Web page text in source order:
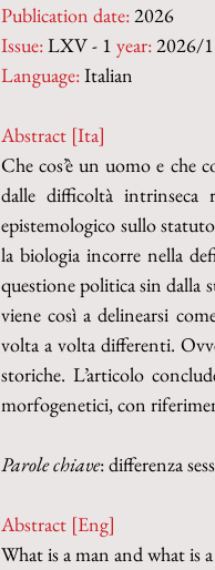
Publication date: 2026
Issue: LXV - 1 year: 2026/
Language: Italian
Abstract [Ita]
Che cos’è un uomo e che
dalle difficoltà intrinseca
epistemologico sullo
la biologia incorre nella
questione politica sin dalla
viene così a delinearsi
volta a volta differenti.
storiche. L’articolo
morfogenetici, con
Parole chiave: differenza
Abstract [Eng]
What is a man and what is